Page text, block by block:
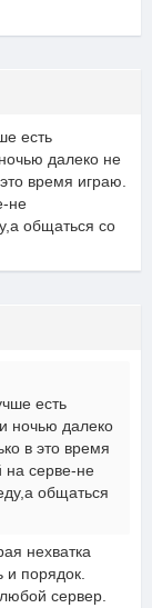
есть
далеко не
время играю.
не
общаться со
есть
ночью далеко
в это время
на серве-не
общаться
нехватка
порядок.
сервер.